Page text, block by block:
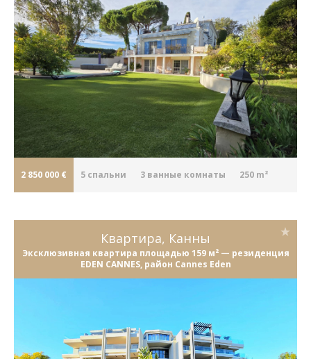
2 850 000 € 5 cпальни 3 ванные комнаты 250 m²
Квартира, Канны
Эксклюзивная квартира площадью 159 м² — резиденция
EDEN CANNES, район Cannes Eden